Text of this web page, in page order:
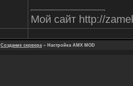
Мой сайт http://
Создание сервера » Настройка AMX MOD